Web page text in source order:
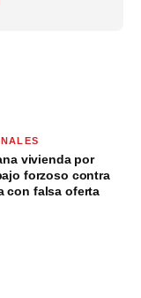
vivienda por
forzoso contra
con falsa oferta